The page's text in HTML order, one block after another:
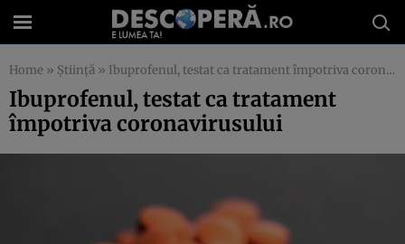
Home » Știință » Ibuprofenul, testat ca tratament împotriva coronavirusului
Ibuprofenul, testat ca tratament
împotriva coronavirusului